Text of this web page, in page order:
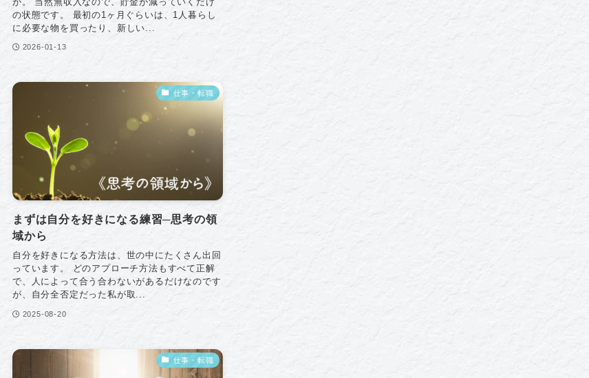
の状態です。 最初の1ヶ月ぐらいは、1人暮らし
に必要な物を買ったり、新しい...
2026-01-13
仕事・転職
まずは自分を好きになる練習─思考の領
域から
自分を好きになる方法は、世の中にたくさん出回
っています。 どのアプローチ方法もすべて正解
で、人によって合う合わないがあるだけなのです
が、自分全否定だった私が取...
2025-08-20
仕事・転職